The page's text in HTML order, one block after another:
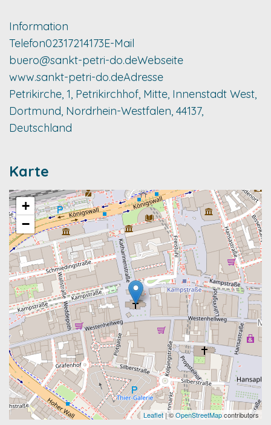
Information
Telefon02317214173E-Mail
buero@sankt-petri-do.deWebseite
www.sankt-petri-do.deAdresse
Petrikirche, 1, Petrikirchhof, Mitte, Innenstadt West,
Dortmund, Nordrhein-Westfalen, 44137,
Deutschland
Karte
+
−
Leaflet| ©OpenStreetMapcontributors